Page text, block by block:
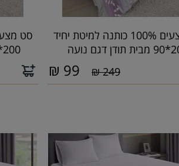
סט מצעים 100% כותנה למיטת יחיד
נועה
249 ₪
99
₪
200*160 מבית תודן דגם נועה